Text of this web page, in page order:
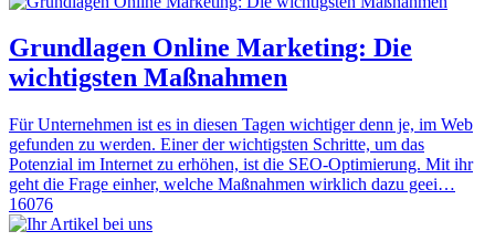
Grundlagen Online Marketing: Die
wichtigsten Maßnahmen
Für Unternehmen ist es in diesen Tagen wichtiger denn je, im Web
gefunden zu werden. Einer der wichtigsten Schritte, um das
Potenzial im Internet zu erhöhen, ist die SEO-Optimierung. Mit ihr
geht die Frage einher, welche Maßnahmen wirklich dazu geei…
16076